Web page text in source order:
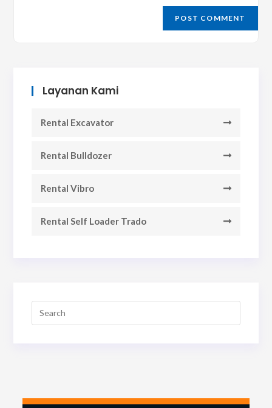
Layanan Kami
Rental Excavator
Rental Bulldozer
Rental Vibro
Rental Self Loader Trado